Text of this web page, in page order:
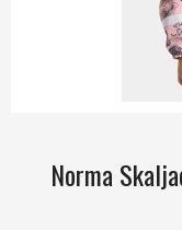
Norma